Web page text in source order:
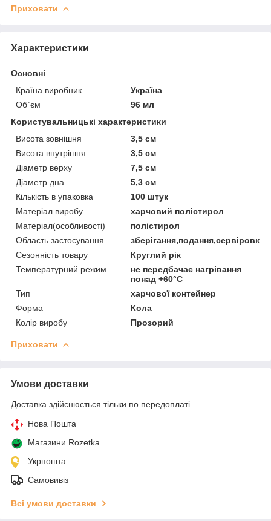
Приховати
Характеристики
Основні
Країна виробник
Україна
Об`єм
96 мл
Користувальницькі характеристики
Висота зовнішня
3,5 см
Висота внутрішня
3,5 см
Діаметр верху
7,5 см
Діаметр дна
5,3 см
Кількість в упаковка
100 штук
Матеріал виробу
харчовий полістирол
Матеріал(особливості)
полістирол
Область застосування
зберігання,подання,сервіровка
Сезонність товару
Круглий рік
Температурний режим
не передбачає нагрівання
понад +60°С
Тип
харчової контейнер
Форма
Кола
Колір виробу
Прозорий
Приховати
Умови доставки
Доставка здійснюється тільки по передоплаті.
Нова Пошта
Магазини Rozetka
Укрпошта
Самовивіз
Всі умови доставки